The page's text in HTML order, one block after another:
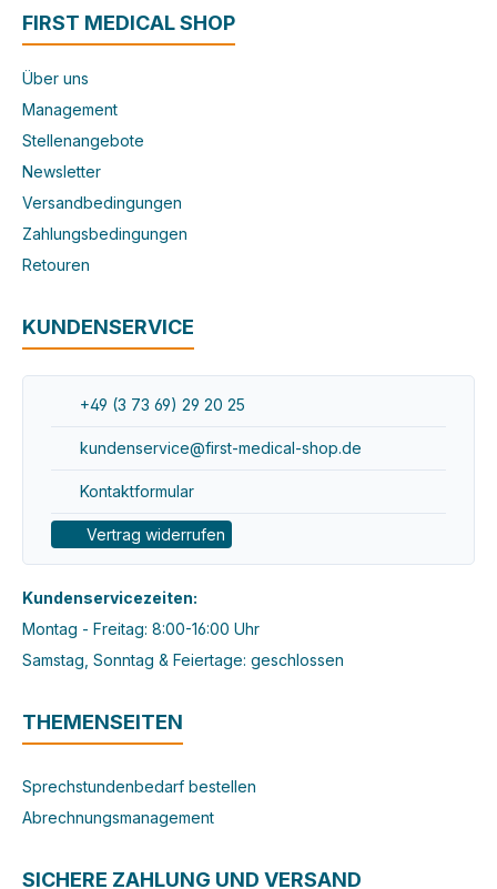
FIRST MEDICAL SHOP
Über uns
Management
Stellenangebote
Newsletter
Versandbedingungen
Zahlungsbedingungen
Retouren
KUNDENSERVICE
+49 (3 73 69) 29 20 25
kundenservice@first-medical-shop.de
Kontaktformular
Vertrag widerrufen
Kundenservicezeiten:
Montag - Freitag: 8:00-16:00 Uhr
Samstag, Sonntag & Feiertage: geschlossen
THEMENSEITEN
Sprechstundenbedarf bestellen
Abrechnungsmanagement
SICHERE ZAHLUNG UND VERSAND